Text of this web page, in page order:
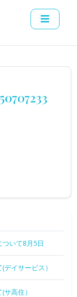
いて8月5日
イサービス）
高住）